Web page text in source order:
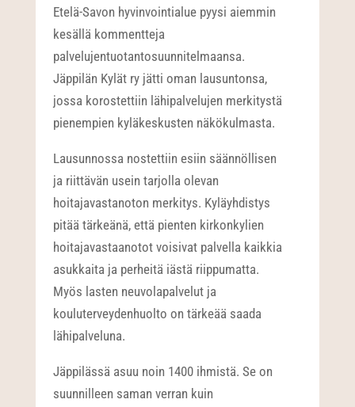
Etelä-Savon hyvinvointialue pyysi aiemmin
kesällä kommentteja
palvelujentuotantosuunnitelmaansa.
Jäppilän Kylät ry jätti oman lausuntonsa,
jossa korostettiin lähipalvelujen merkitystä
pienempien kyläkeskusten näkökulmasta.
Lausunnossa nostettiin esiin säännöllisen
ja riittävän usein tarjolla olevan
hoitajavastanoton merkitys. Kyläyhdistys
pitää tärkeänä, että pienten kirkonkylien
hoitajavastaanotot voisivat palvella kaikkia
asukkaita ja perheitä iästä riippumatta.
Myös lasten neuvolapalvelut ja
kouluterveydenhuolto on tärkeää saada
lähipalveluna.
Jäppilässä asuu noin 1400 ihmistä. Se on
suunnilleen saman verran kuin